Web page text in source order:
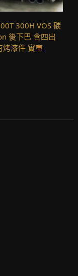
300H VOS 碳
後下巴 含四出
烤漆件 實車